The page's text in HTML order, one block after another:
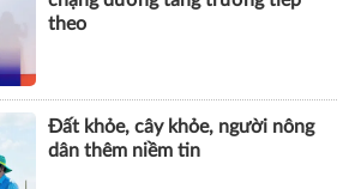
Từ dinh dưỡng đến khát vọng:
Hành trình 50 năm đồng hành